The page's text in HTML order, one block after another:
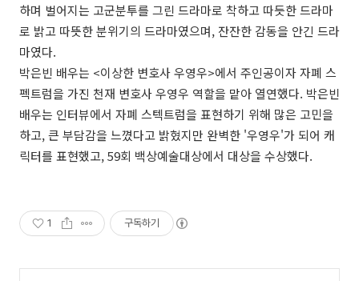
하며 벌어지는 고군분투를 그린 드라마로 착하고 따듯한 드라마
로 밝고 따뜻한 분위기의 드라마였으며, 잔잔한 감동을 안긴 드라
마였다.
박은빈 배우는 <이상한 변호사 우영우>에서 주인공이자 자폐 스
펙트럼을 가진 천재 변호사 우영우 역할을 맡아 열연했다. 박은빈
배우는 인터뷰에서 자폐 스텍트럼을 표현하기 위해 많은 고민을
하고, 큰 부담감을 느꼈다고 밝혔지만 완벽한 '우영우'가 되어 캐
릭터를 표현했고, 59회 백상예술대상에서 대상을 수상했다.
1 구독하기